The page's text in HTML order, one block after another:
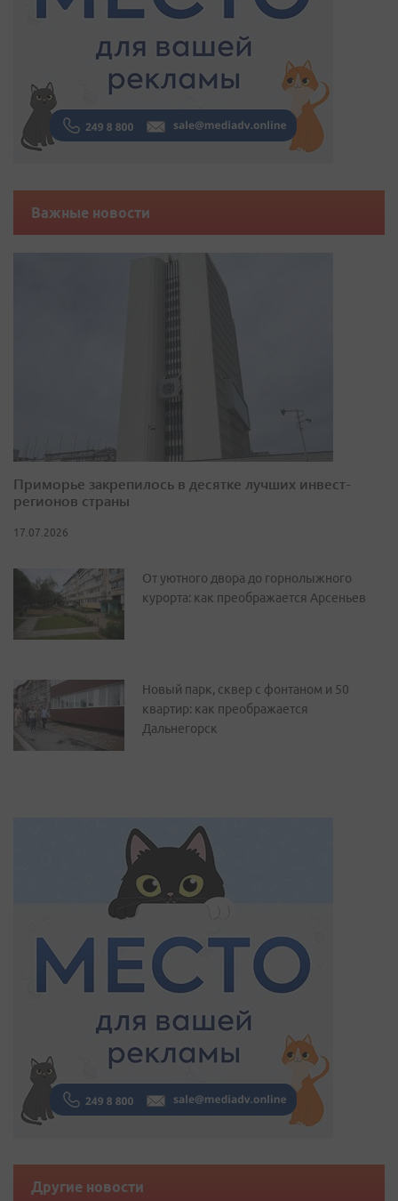
Важные новости
Приморье закрепилось в десятке лучших инвест-
регионов страны
17.07.2026
От уютного двора до горнолыжного
курорта: как преображается Арсеньев
Новый парк, сквер с фонтаном и 50
квартир: как преображается
Дальнегорск
Другие новости